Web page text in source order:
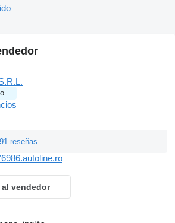
91 reseñas
vendedor